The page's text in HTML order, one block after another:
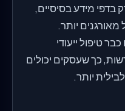
בדפי מידע בסיסיים,
יותר.
טיפול ייעודי
כך שעסקים יכולים
יותר.